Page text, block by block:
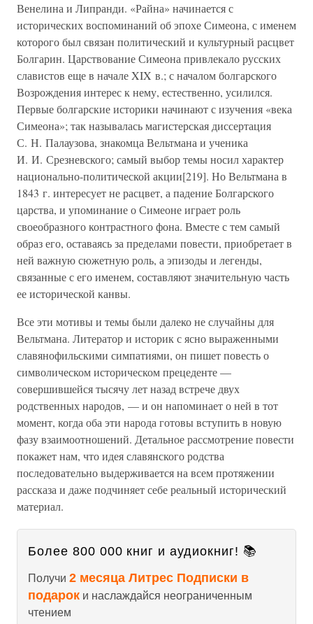
Венелина и Липранди. «Райна» начинается с
исторических воспоминаний об эпохе Симеона, с именем
которого был связан политический и культурный расцвет
Болгарин. Царствование Симеона привлекало русских
славистов еще в начале XIX в.; с началом болгарского
Возрождения интерес к нему, естественно, усилился.
Первые болгарские историки начинают с изучения «века
Симеона»; так называлась магистерская диссертация
С. Н. Палаузова, знакомца Вельтмана и ученика
И. И. Срезневского; самый выбор темы носил характер
национально-политической акции[219]. Но Вельтмана в
1843 г. интересует не расцвет, а падение Болгарского
царства, и упоминание о Симеоне играет роль
своеобразного контрастного фона. Вместе с тем самый
образ его, оставаясь за пределами повести, приобретает в
ней важную сюжетную роль, а эпизоды и легенды,
связанные с его именем, составляют значительную часть
ее исторической канвы.
Все эти мотивы и темы были далеко не случайны для
Вельтмана. Литератор и историк с ясно выраженными
славянофильскими симпатиями, он пишет повесть о
символическом историческом прецеденте —
совершившейся тысячу лет назад встрече двух
родственных народов, — и он напоминает о ней в тот
момент, когда оба эти народа готовы вступить в новую
фазу взаимоотношений. Детальное рассмотрение повести
покажет нам, что идея славянского родства
последовательно выдерживается на всем протяжении
рассказа и даже подчиняет себе реальный исторический
материал.
Более 800 000 книг и аудиокниг! 📚
Получи 2 месяца Литрес Подписки в
подарок и наслаждайся неограниченным
чтением